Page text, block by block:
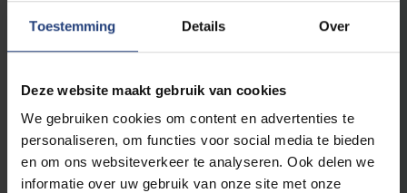
Toestemming Details Over
Deze website maakt gebruik van cookies
We gebruiken cookies om content en advertenties te
personaliseren, om functies voor social media te bieden
en om ons websiteverkeer te analyseren. Ook delen we
informatie over uw gebruik van onze site met onze
problemen die zich kunnen voordoen
voor, tijdens en na de
euthanasieprocedure
stakeholders, meer bepaald patiënten,
naasten (familie en vrienden), en
zorgprofessionals (artsen,
verpleegkundigen, en andere
professionele hulpverleners).